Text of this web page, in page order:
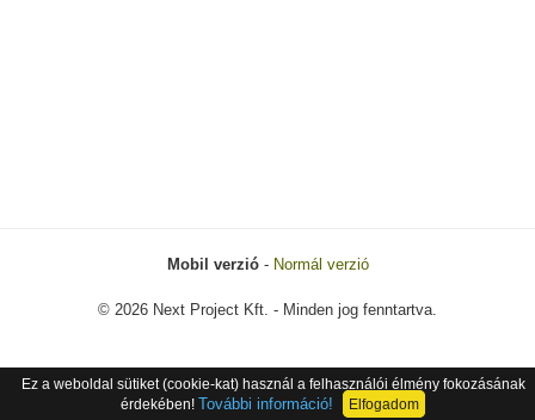
Mobil verzió- Normál verzió
© 2026 Next Project Kft. - Minden jog fenntartva.
Ez a weboldal sütiket (cookie-kat) használ a felhasználói élmény fokozásának
érdekében! További információ! Elfogadom